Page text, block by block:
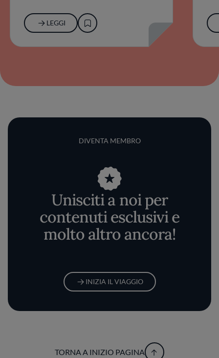
LEGGI
DIVENTA MEMBRO
Unisciti a noi per
contenuti esclusivi e
molto altro ancora!
INIZIA IL VIAGGIO
TORNA A INIZIO PAGINA